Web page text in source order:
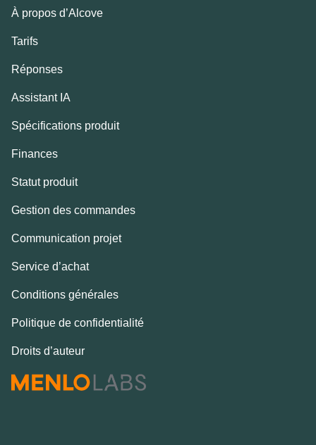
À propos d’Alcove
Tarifs
Réponses
Assistant IA
Spécifications produit
Finances
Statut produit
Gestion des commandes
Communication projet
Service d’achat
Conditions générales
Politique de confidentialité
Droits d’auteur